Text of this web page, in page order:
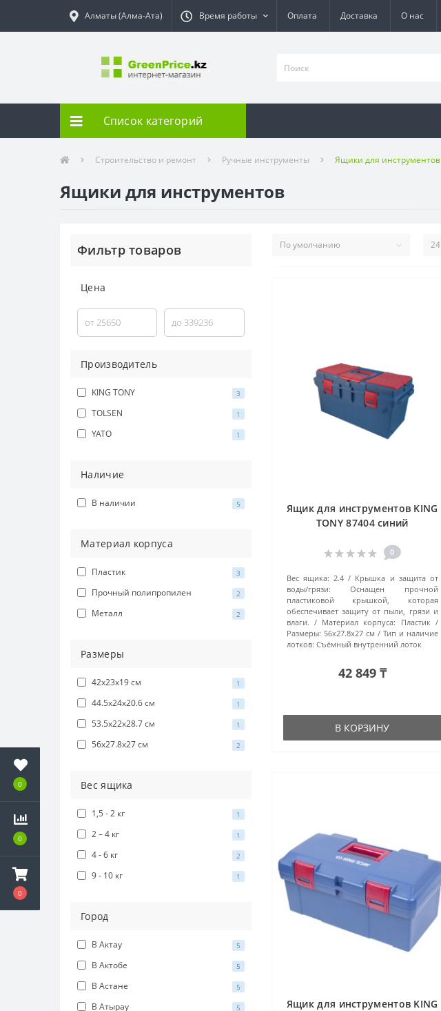
0
0
0
Алматы (Алма-Ата) Время работы Оплата Доставка О нас
Список категорий
Строительство и ремонт Ручные инструменты Ящики для инструментов
Ящики для инструментов
Фильтр товаров
Цена
Производитель
KING TONY 3
TOLSEN 1
YATO 1
Наличие
В наличии 5
Материал корпуса
Пластик 3
Прочный полипропилен 2
Металл 2
Размеры
42x23x19 см 1
44.5x24x20.6 см 1
53.5х22х28.7 см 1
56х27.8х27 см 2
Вес ящика
1,5 - 2 кг 1
2 – 4 кг 1
4 - 6 кг 2
9 - 10 кг 1
Город
В Актау 5
В Актобе 5
В Астане 5
В Атырау 5
Ящик для инструментов KING
TONY 87404 синий
0
Вес ящика: 2.4
Крышка и защита от
воды/грязи:
Оснащен прочной
пластиковой крышкой, которая
обеспечивает защиту от пыли, грязи и
влаги.
Материал корпуса:
Пластик
Размеры: 56х27.8х27 см
Тип и наличие
лотков: Съёмный внутренний лоток
42 849 ₸
В КОРЗИНУ
Ящик для инструментов KING